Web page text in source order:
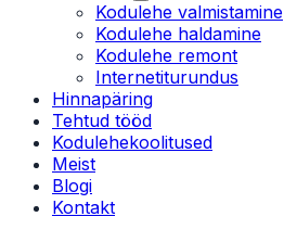
Kodulehe valmistamine
Kodulehe haldamine
Kodulehe remont
Internetiturundus
Hinnapäring
Tehtud tööd
Kodulehekoolitused
Meist
Blogi
Kontakt